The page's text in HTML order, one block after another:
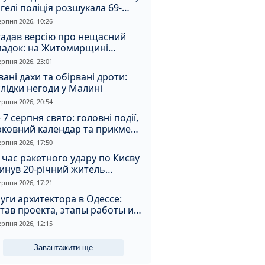
поліція розшукала 69-
зловмисника
2026, 10:26
версію про нещасний
на Житомирщині
чоловіка за вбивство
2026, 23:01
дахи та обірвані дроти:
негоди у Малині
2026, 20:54
серпня свято: головні події,
календар та прикмети
2026, 17:50
час ракетного удару по Києву
20-річний житель
2026, 17:21
архитектора в Одессе:
проекта, этапы работы и
2026, 12:15
Завантажити ще